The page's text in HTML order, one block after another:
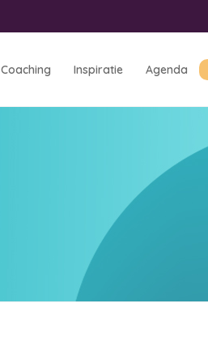
Coaching Inspiratie Agenda